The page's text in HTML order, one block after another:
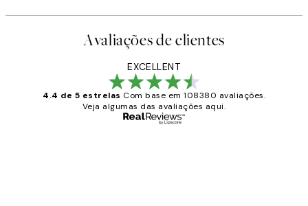
Avaliações de clientes
EXCELLENT
4.4 de 5 estrelas Com base em 108380 avaliações.
Veja algumas das avaliações aqui.